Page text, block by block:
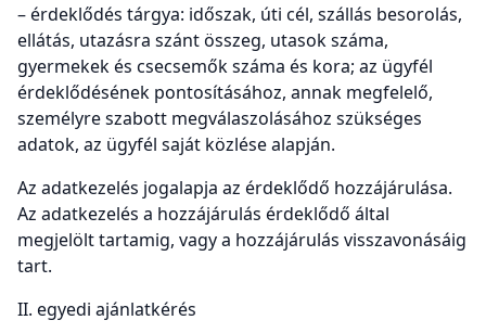
– érdeklődés tárgya: időszak, úti cél, szállás besorolás,
ellátás, utazásra szánt összeg, utasok száma,
gyermekek és csecsemők száma és kora; az ügyfél
érdeklődésének pontosításához, annak megfelelő,
személyre szabott megválaszolásához szükséges
adatok, az ügyfél saját közlése alapján.
Az adatkezelés jogalapja az érdeklődő hozzájárulása.
Az adatkezelés a hozzájárulás érdeklődő által
megjelölt tartamig, vagy a hozzájárulás visszavonásáig
tart.
II. egyedi ajánlatkérés